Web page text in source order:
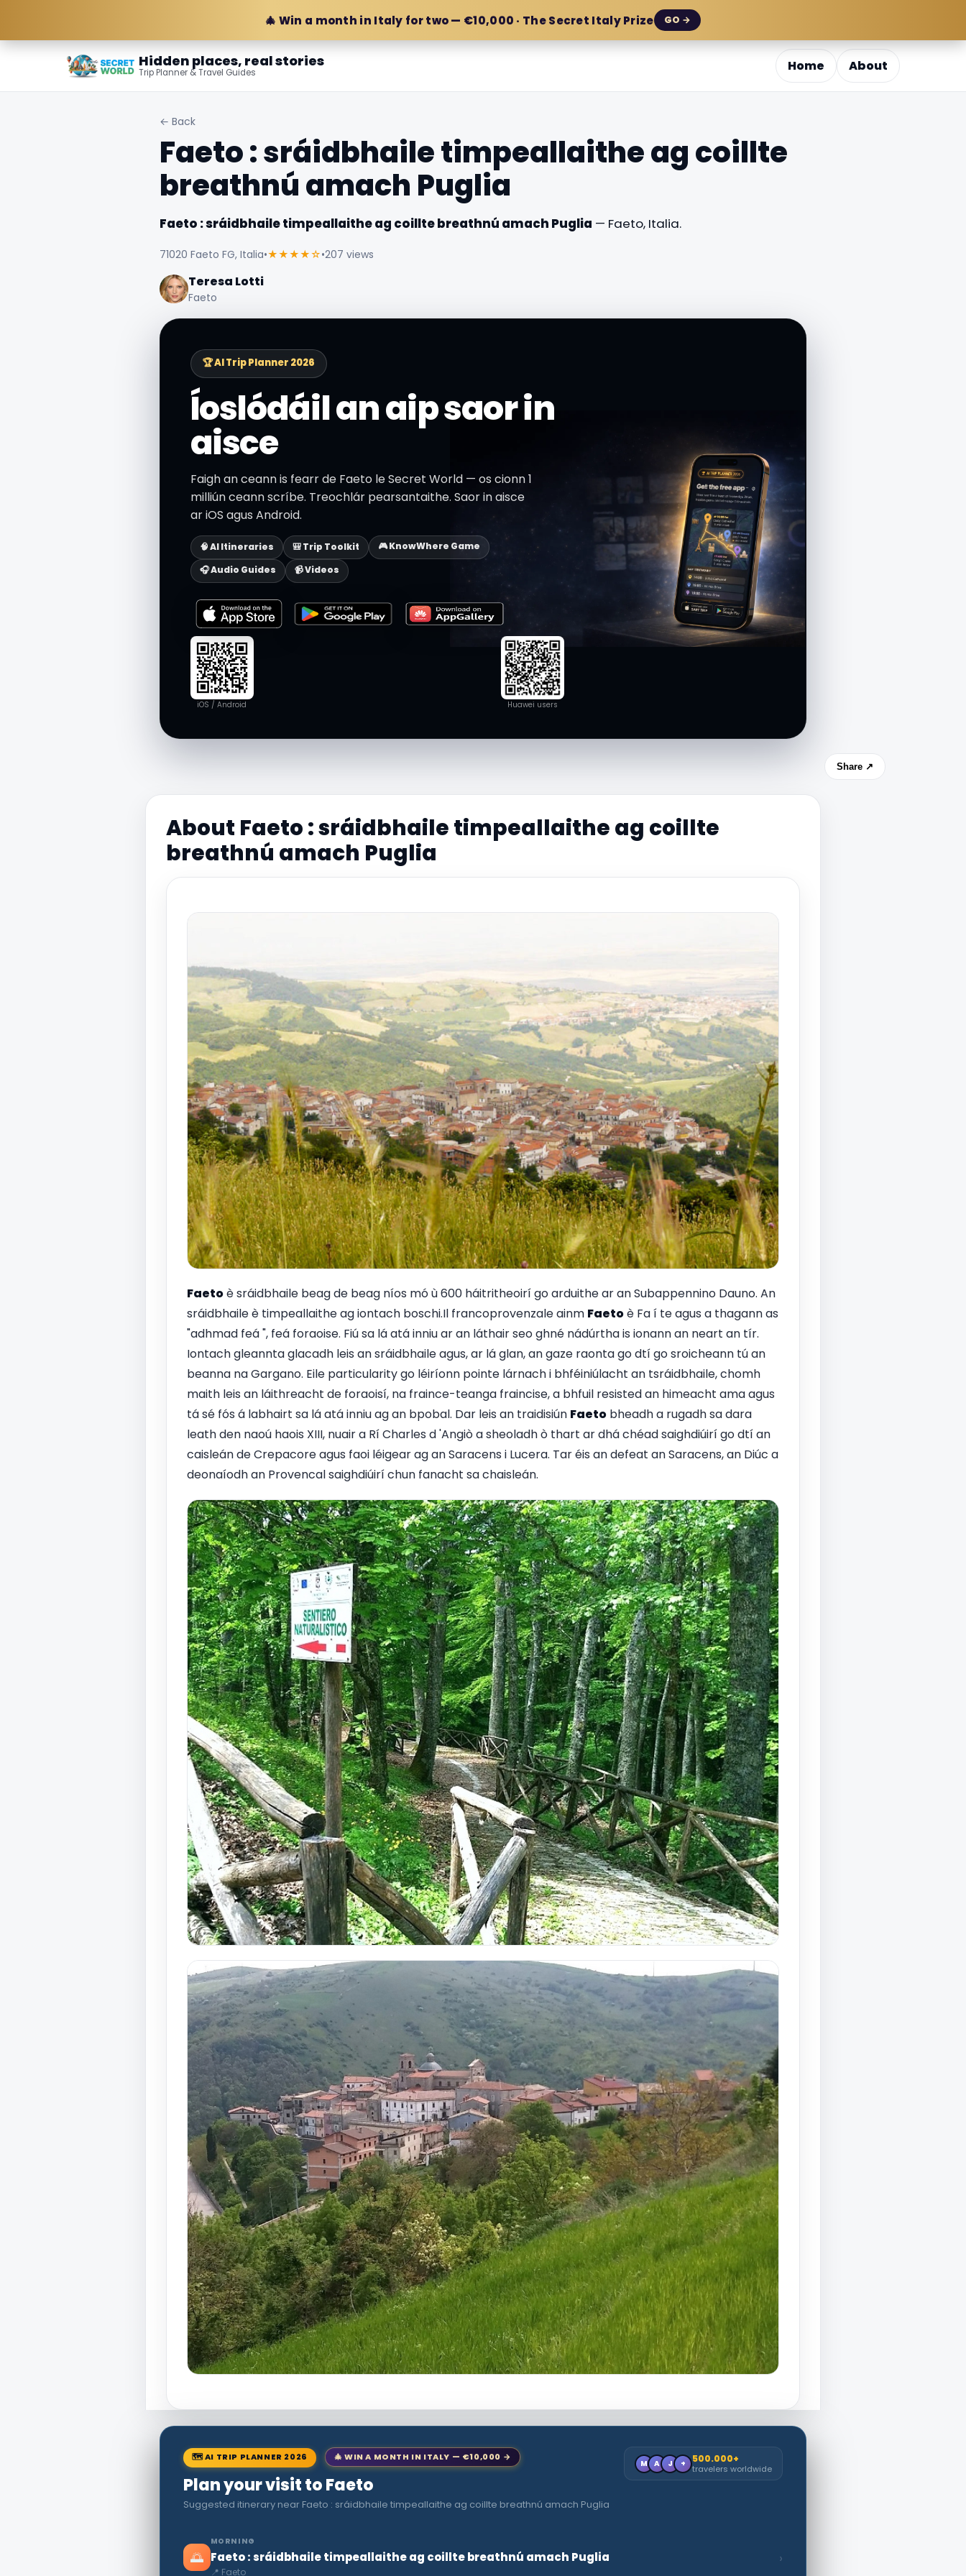
🎄 Win a month in Italy for two — €10,000 · The Secret Italy Prize GO →
Hidden places, real stories
Trip Planner & Travel Guides Home About
← Back
Faeto : sráidbhaile timpeallaithe ag coillte
breathnú amach Puglia
Faeto : sráidbhaile timpeallaithe ag coillte breathnú amach Puglia — Faeto, Italia.
71020 Faeto FG, Italia•★★★★☆•207 views
Teresa Lotti
Faeto
🏆 AI Trip Planner 2026
Íoslódáil an aip saor in
aisce
Faigh an ceann is fearr de Faeto le Secret World — os cionn 1
milliún ceann scríbe. Treochlár pearsantaithe. Saor in aisce
ar iOS agus Android.
🧠 AI Itineraries 🎒 Trip Toolkit
🎮 KnowWhere Game
🎧 Audio Guides
📹 Videos
iOS / Android Huawei users
Share ↗
About Faeto : sráidbhaile timpeallaithe ag coillte
breathnú amach Puglia
Faetoè sráidbhaile beag de beag níos mó ù 600 háitritheoirí go arduithe ar an Subappennino Dauno. An
sráidbhaile è timpeallaithe ag iontach boschi.Il francoprovenzale ainm Faetoè Fa í te agus a thagann as
"adhmad feá ", feá foraoise. Fiú sa lá atá inniu ar an láthair seo ghné nádúrtha is ionann an neart an tír.
Iontach gleannta glacadh leis an sráidbhaile agus, ar lá glan, an gaze raonta go dtí go sroicheann tú an
beanna na Gargano. Eile particularity go léiríonn pointe lárnach i bhféiniúlacht an tsráidbhaile, chomh
maith leis an láithreacht de foraoisí, na fraince-teanga fraincise, a bhfuil resisted an himeacht ama agus
tá sé fós á labhairt sa lá atá inniu ag an bpobal. Dar leis an traidisiún Faetobheadh a rugadh sa dara
leath den naoú haois XIII, nuair a Rí Charles d 'Angiò a sheoladh ò thart ar dhá chéad saighdiúirí go dtí an
caisleán de Crepacore agus faoi léigear ag an Saracens i Lucera. Tar éis an defeat an Saracens, an Diúc a
deonaíodh an Provencal saighdiúirí chun fanacht sa chaisleán.
🗺 AI TRIP PLANNER 2026 🎄 WIN A MONTH IN ITALY — €10,000 →
Plan your visit to Faeto
Suggested itinerary near Faeto : sráidbhaile timpeallaithe ag coillte breathnú amach Puglia
M A J + 500.000+
travelers worldwide
🌅
MORNING
Faeto : sráidbhaile timpeallaithe ag coillte breathnú amach Puglia
📍 Faeto
›